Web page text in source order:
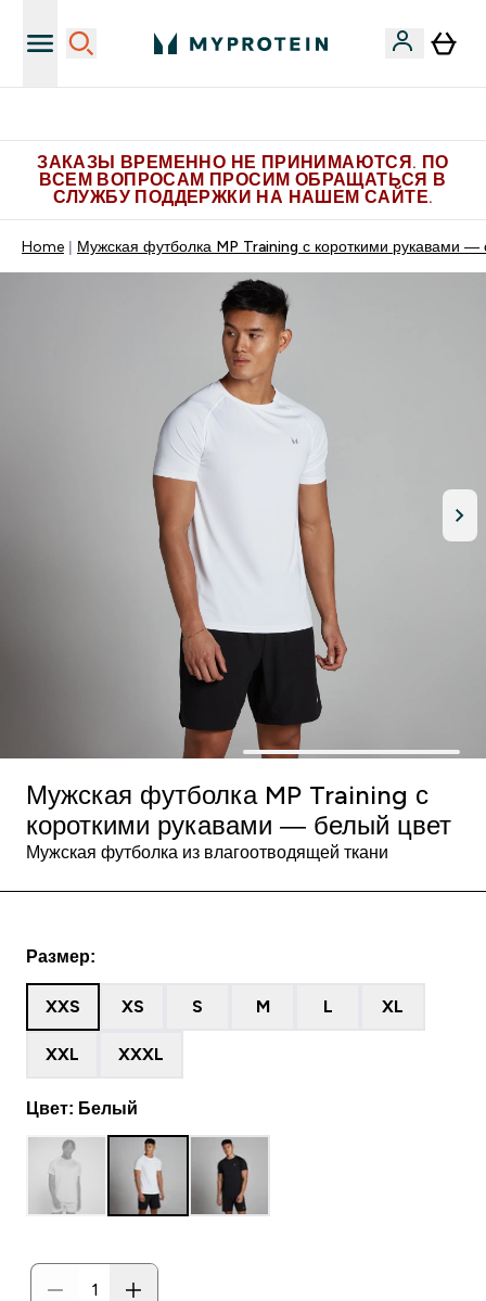
ЗАКАЗЫ ВРЕМЕННО НЕ ПРИНИМАЮТСЯ. ПО
ВСЕМ ВОПРОСАМ ПРОСИМ ОБРАЩАТЬСЯ В
СЛУЖБУ ПОДДЕРЖКИ НА НАШЕМ САЙТЕ.
Home Мужская футболка MP Training с короткими рукавами —
Мужская футболка MP Training с
короткими рукавами — белый цвет
Мужская футболка из влагоотводящей ткани
Размер:
XXS XS S M L XL
XXL XXXL
Цвет: Белый